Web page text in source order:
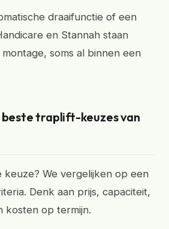
draaifunctie of een
en Stannah staan
soms al binnen een
beste traplift-keuzes van
keuze? We vergelijken op een
Denk aan prijs, capaciteit,
kosten op termijn.